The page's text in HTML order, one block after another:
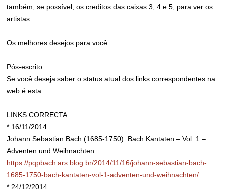
também, se possível, os creditos das caixas 3, 4 e 5, para ver os
artistas.
Os melhores desejos para você.
Pós-escrito
Se você deseja saber o status atual dos links correspondentes na
web é esta:
LINKS CORRECTA:
* 16/11/2014
Johann Sebastian Bach (1685-1750): Bach Kantaten – Vol. 1 –
Adventen und Weihnachten
https://pqpbach.ars.blog.br/2014/11/16/johann-sebastian-bach-
1685-1750-bach-kantaten-vol-1-adventen-und-weihnachten/
* 24/12/2014